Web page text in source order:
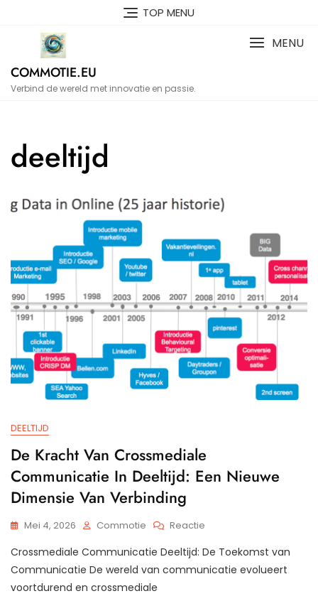
TOP MENU
COMMOTIE.EU
Verbind de wereld met innovatie en passie.
MENU
deeltijd
DEELTIJD
De Kracht Van Crossmediale
Communicatie In Deeltijd: Een Nieuwe
Dimensie Van Verbinding
Mei 4, 2026 Commotie Reactie
Kracht
Van
Crossmediale Communicatie Deeltijd: De Toekomst van
Communicatie De wereld van communicatie evolueert
voortdurend en crossmediale